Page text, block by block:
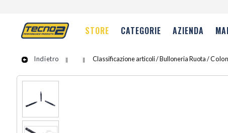
STORE CATEGORIE AZIENDA
Indietro Classificazione articoli / Bulloneria Ruota /